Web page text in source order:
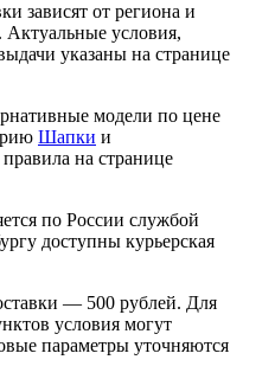
зависят от региона и
Актуальные условия,
указаны на странице
модели по цене
Шапки и
на странице
по России службой
доступны курьерская
— 500 рублей. Для
условия могут
параметры уточняются